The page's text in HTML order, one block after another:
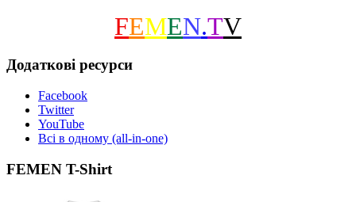
FEMEN.TV
Додаткові ресурси
Facebook
Twitter
YouTube
Всі в одному (all-in-one)
FEMEN T-Shirt